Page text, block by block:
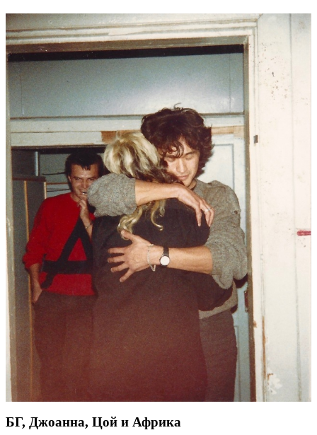
БГ, Джоанна, Цой и Африка